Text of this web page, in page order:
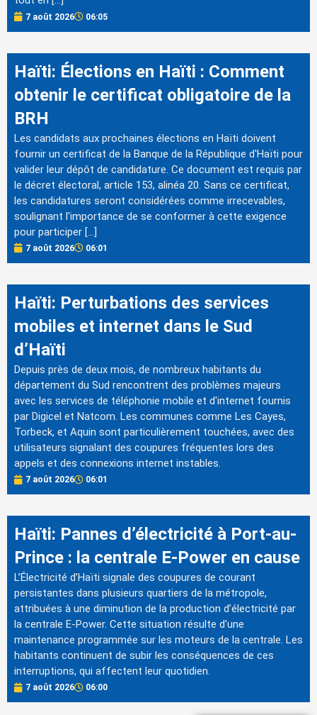
7 août 2026 06:05
Haïti: Élections en Haïti : Comment
obtenir le certificat obligatoire de la
BRH
Les candidats aux prochaines élections en Haïti doivent
fournir un certificat de la Banque de la République d'Haïti pour
valider leur dépôt de candidature. Ce document est requis par
le décret électoral, article 153, alinéa 20. Sans ce certificat,
les candidatures seront considérées comme irrecevables,
soulignant l'importance de se conformer à cette exigence
pour participer […]
7 août 2026 06:01
Haïti: Perturbations des services
mobiles et internet dans le Sud
d’Haïti
Depuis près de deux mois, de nombreux habitants du
département du Sud rencontrent des problèmes majeurs
avec les services de téléphonie mobile et d'internet fournis
par Digicel et Natcom. Les communes comme Les Cayes,
Torbeck, et Aquin sont particulièrement touchées, avec des
utilisateurs signalant des coupures fréquentes lors des
appels et des connexions internet instables.
7 août 2026 06:01
Haïti: Pannes d’électricité à Port-au-
Prince : la centrale E-Power en cause
L’Électricité d’Haïti signale des coupures de courant
persistantes dans plusieurs quartiers de la métropole,
attribuées à une diminution de la production d’électricité par
la centrale E-Power. Cette situation résulte d'une
maintenance programmée sur les moteurs de la centrale. Les
habitants continuent de subir les conséquences de ces
interruptions, qui affectent leur quotidien.
7 août 2026 06:00